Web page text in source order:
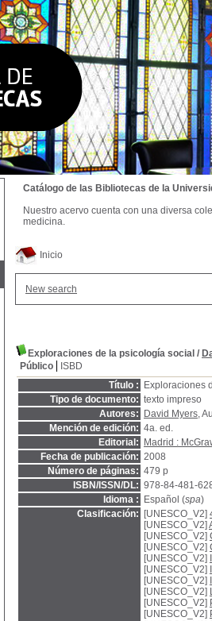
Inicio
New search
Exploraciones de la psicología social /
Público
ISBD
Título :
Exploraciones
Tipo de documento: texto impreso
Autores:
David Myers,
Mención de edición: 4a. ed.
Editorial:
Madrid :
Fecha de publicación: 2008
Número de páginas: 479 p
ISBN/ISSN/DL: 978-84-481-
Idioma :
Español (spa)
Clasificación:
[UNESCO_V2]
[UNESCO_V2]
[UNESCO_V2]
[UNESCO_V2]
[UNESCO_V2]
[UNESCO_V2]
[UNESCO_V2]
[UNESCO_V2]
[UNESCO_V2]
[UNESCO_V2]
Catálogo de las Bibliotecas de la
Nuestro acervo cuenta con una diversa
medicina.